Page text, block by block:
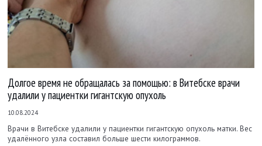
Долгое время не обращалась за помощью: в Витебске врачи
удалили у пациентки гигантскую опухоль
10.08.2024
Врачи в Витебске удалили у пациентки гигантскую опухоль матки. Вес
удалённого узла составил больше шести килограммов.